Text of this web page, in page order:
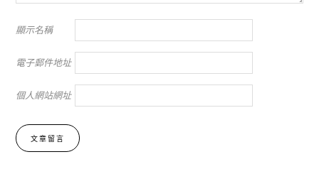
顯示名稱
電子郵件地址
個人網站網址